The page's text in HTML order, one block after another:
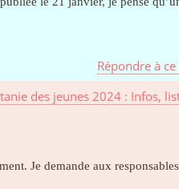
Répondre à
des jeunes 2024 : Infos,
Je demande aux